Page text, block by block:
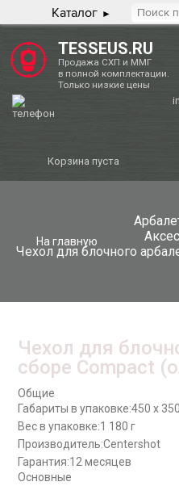
Каталог
TESSEUS.RU
Продажа СХП и ММГ
в полной комплектации.
Только низкие цены
Корзина пуста
Чехол для блочного
На главную
Чехол для
сборе Compact
Общие
Габариты в упаковке:450 x
Вес в упаковке:1 180 г
Производитель:Centershot
Гарантия:12 месяцев
Основные